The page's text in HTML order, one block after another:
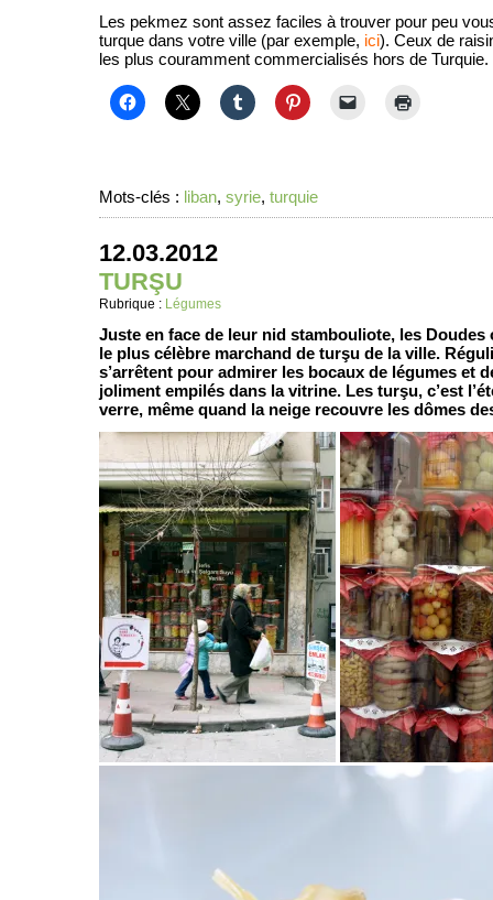
Les pekmez sont assez faciles à trouver pour peu
turque dans votre ville (par exemple, ici). Ceux de
les plus couramment commercialisés hors de Turquie.
Mots-clés : liban, syrie, turquie
12.03.2012
TURŞU
Rubrique : Légumes
Juste en face de leur nid stambouliote, les Doudes
le plus célèbre marchand de turşu de la ville.
s’arrêtent pour admirer les bocaux de légumes et
joliment empilés dans la vitrine. Les turşu, c’est
verre, même quand la neige recouvre les dômes